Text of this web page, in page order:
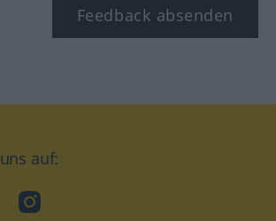
Feedback absenden
auf:
Instagram